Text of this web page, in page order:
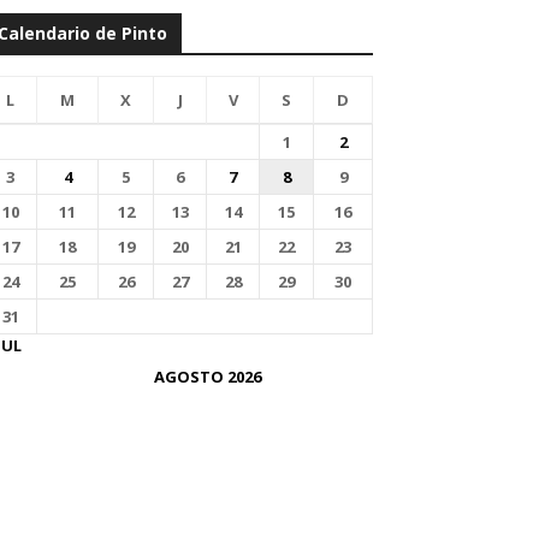
de Pinto
AGOSTO 2026
L M X J V S
D
1
2
3
4 5 6 7 8
9
10
11 12 13 14 15
16
17
18 19 20 21 22
23
24
25 26 27 28 29
30
31